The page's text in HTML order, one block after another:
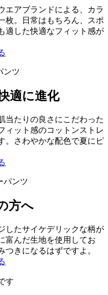
エアブランドによる、カラ
枚。日常はもちろん、スポ
適した快適なフィット感が
ンツ
適に進化
当たりの良さにこだわった
ィット感のコットンストレ
。さわやかな配色で夏にピ
パンツ
方へ
したサイケデリックな柄が
富んだ生地を使用してお
つきになるはずですよ。
す